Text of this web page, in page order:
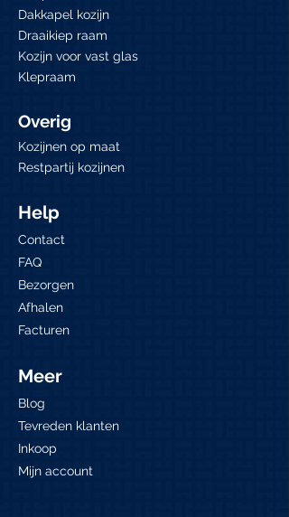
Prijs
€ 295,00
Prijs
€ 295,00
Prijs
€ 795,00
Prijs
€ 295,00
Prijs
€ 1.395,00
Prijs
€ 1.995,00
Dakkapel kozijn
Draaikiep raam
Kozijn voor vast glas
Klepraam
Overig
Kozijnen op maat
Restpartij kozijnen
Help
Contact
FAQ
Bezorgen
Afhalen
Facturen
Meer
Blog
Tevreden klanten
Inkoop
Mijn account